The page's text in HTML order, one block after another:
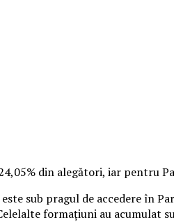
din alegători, iar pentru
sub pragul de accedere în
formaţiuni au acumulat